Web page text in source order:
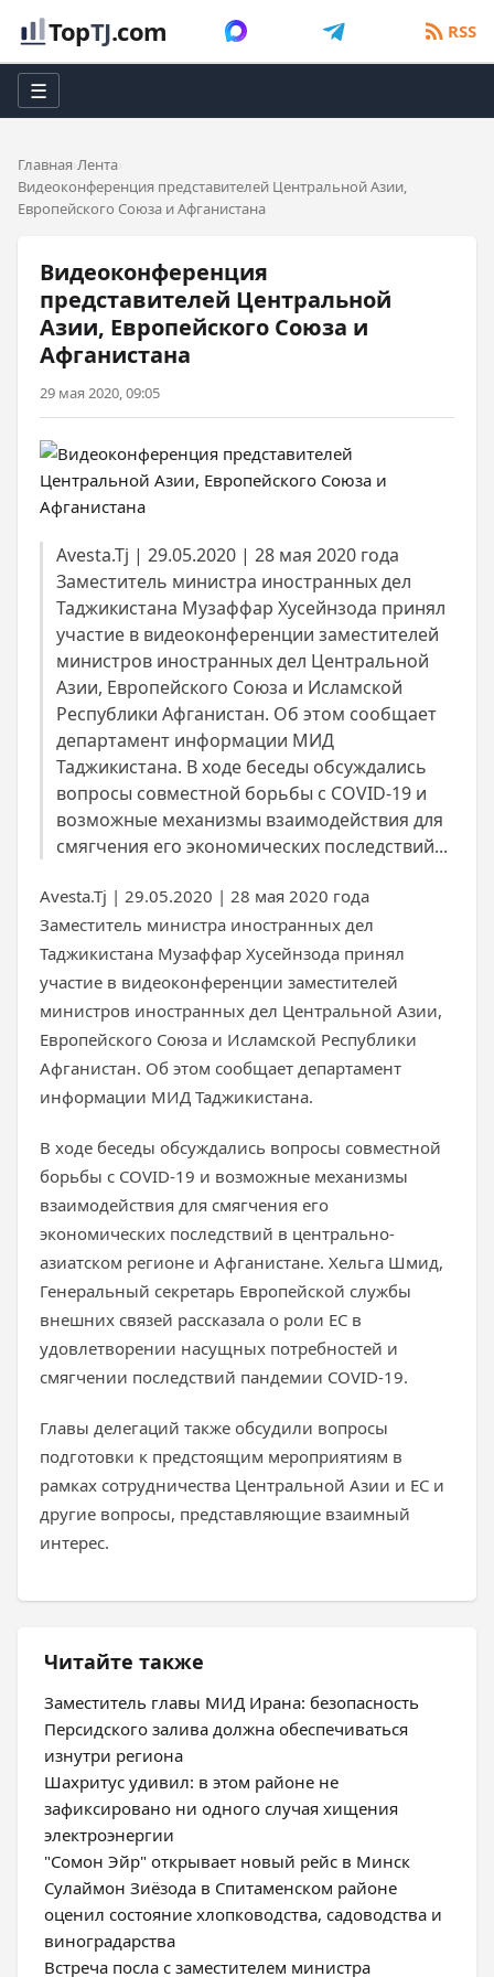
TopTJ.com RSS
☰
Главная Лента
Видеоконференция представителей Центральной Азии,
Европейского Союза и Афганистана
Видеоконференция
представителей Центральной
Азии, Европейского Союза и
Афганистана
29 мая 2020, 09:05
Avesta.Tj | 29.05.2020 | 28 мая 2020 года
Заместитель министра иностранных дел
Таджикистана Музаффар Хусейнзода принял
участие в видеоконференции заместителей
министров иностранных дел Центральной
Азии, Европейского Союза и Исламской
Республики Афганистан. Об этом сообщает
департамент информации МИД
Таджикистана. В ходе беседы обсуждались
вопросы совместной борьбы с COVID-19 и
возможные механизмы взаимодействия для
смягчения его экономических последствий...
Avesta.Tj | 29.05.2020 | 28 мая 2020 года
Заместитель министра иностранных дел
Таджикистана Музаффар Хусейнзода принял
участие в видеоконференции заместителей
министров иностранных дел Центральной Азии,
Европейского Союза и Исламской Республики
Афганистан. Об этом сообщает департамент
информации МИД Таджикистана.
В ходе беседы обсуждались вопросы совместной
борьбы с COVID-19 и возможные механизмы
взаимодействия для смягчения его
экономических последствий в центрально-
азиатском регионе и Афганистане. Хельга Шмид,
Генеральный секретарь Европейской службы
внешних связей рассказала о роли ЕС в
удовлетворении насущных потребностей и
смягчении последствий пандемии COVID-19.
Главы делегаций также обсудили вопросы
подготовки к предстоящим мероприятиям в
рамках сотрудничества Центральной Азии и ЕС и
другие вопросы, представляющие взаимный
интерес.
Читайте также
Заместитель главы МИД Ирана: безопасность
Персидского залива должна обеспечиваться
изнутри региона
Шахритус удивил: в этом районе не
зафиксировано ни одного случая хищения
электроэнергии
"Сомон Эйр" открывает новый рейс в Минск
Сулаймон Зиёзода в Спитаменском районе
оценил состояние хлопководства, садоводства и
виноградарства
Встреча посла с заместителем министра